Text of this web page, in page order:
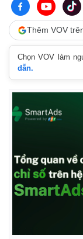
Thế giới
Quan sát
Thêm VOV
Chọn VOV làm
dẫn.